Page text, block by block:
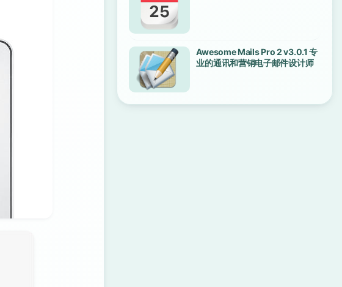
Awesome Mails Pro 2 v3.0.1 专
业的通讯和营销电子邮件设计师